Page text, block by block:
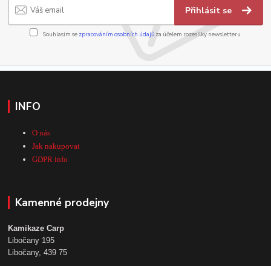
Přihlásit se
Souhlasím se zpracováním osobních údajůza účelem rozesílky newsletteru.
INFO
O nás
Jak nakupovat
GDPR info
Kamenné prodejny
Kamikaze Carp
Libočany 195
Libočany, 439 75